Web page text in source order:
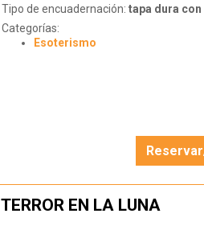
Tipo de encuadernación: tapa dura con
Categorías:
Esoterismo
TERROR EN LA LUNA